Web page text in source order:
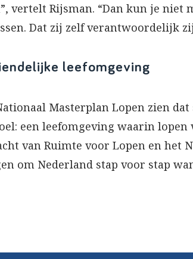
vertelt Rijsman. “Dan kun je niet
Dat zij zelf verantwoordelijk
leefomgeving
Masterplan Lopen zien
een leefomgeving waarin
van Ruimte voor Lopen en het
om Nederland stap voor stap